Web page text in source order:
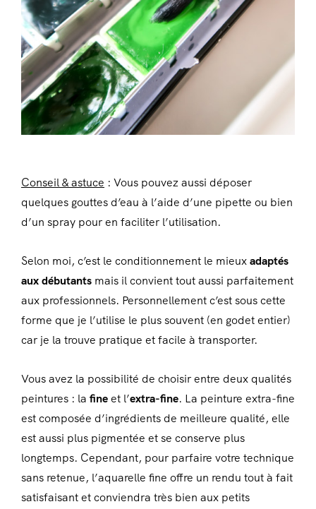
Conseil & astuce : Vous pouvez aussi déposer
quelques gouttes d’eau à l’aide d’une pipette ou bien
d’un spray pour en faciliter l’utilisation.
Selon moi, c’est le conditionnement le mieuxadaptés
aux débutants mais il convient tout aussi parfaitement
aux professionnels. Personnellement c’est sous cette
forme que je l’utilise le plus souvent (en godet entier)
car je la trouve pratique et facile à transporter.
Vous avez la possibilité de choisir entre deux qualités
peintures : la fineet l’extra-fine. La peinture extra-fine
est composée d’ingrédients de meilleure qualité, elle
est aussi plus pigmentée et se conserve plus
longtemps. Cependant, pour parfaire votre technique
sans retenue, l’aquarelle fine offre un rendu tout à fait
satisfaisant et conviendra très bien aux petits